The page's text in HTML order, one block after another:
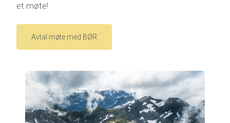
et møte!
Avtal møte med BØR